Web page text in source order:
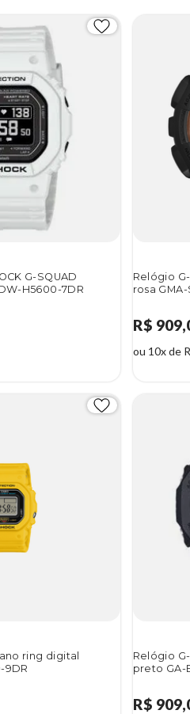
G-SQUAD
H5600-7DR
Relógio
rosa GMA-
R$
ou 10x de
ring digital
9DR
Relógio
preto GA-
R$